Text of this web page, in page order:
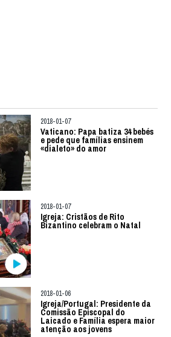
2018-01-07
Vaticano: Papa batiza 34 bebés
e pede que famílias ensinem
«dialeto» do amor
2018-01-07
Igreja: Cristãos de Rito
Bizantino celebram o Natal
2018-01-06
Igreja/Portugal: Presidente da
Comissão Episcopal do
Laicado e Família espera maior
atenção aos jovens